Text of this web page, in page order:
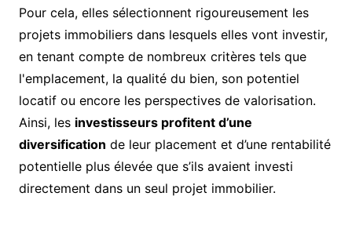
Pour cela, elles sélectionnent rigoureusement les
projets immobiliers dans lesquels elles vont investir,
en tenant compte de nombreux critères tels que
l'emplacement, la qualité du bien, son potentiel
locatif ou encore les perspectives de valorisation.
Ainsi, les investisseurs profitent d’une
diversification de leur placement et d’une rentabilité
potentielle plus élevée que s’ils avaient investi
directement dans un seul projet immobilier.